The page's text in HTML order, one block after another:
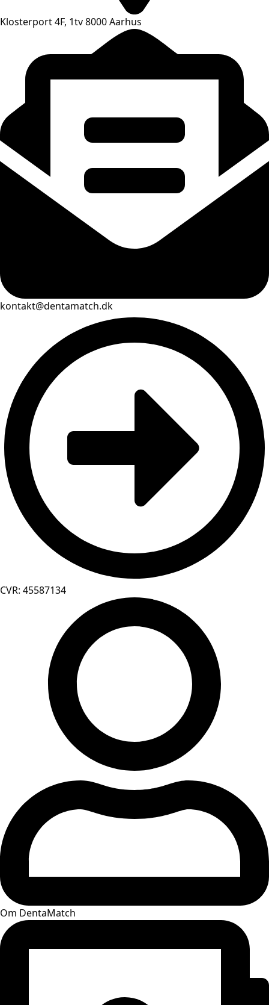
Klosterport 4F, 1tv 8000 Aarhus
kontakt@dentamatch.dk
CVR: 45587134
Om DentaMatch